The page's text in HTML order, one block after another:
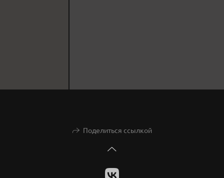
Поделиться ссылкой